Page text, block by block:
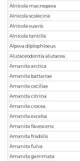
Alnicola macrospora
Alnicola scolecina
Alnicola suavis
Alnicola tantilla
Alpova diplophloeus
Alutaceodontia alutacea
Amanita arctica
Amanita battarrae
Amanita ceciliae
Amanita citrina
Amanita crocea
Amanita excelsa
Amanita flavescens
Amanita friabilis
Amanita fulva
Amanita gemmata